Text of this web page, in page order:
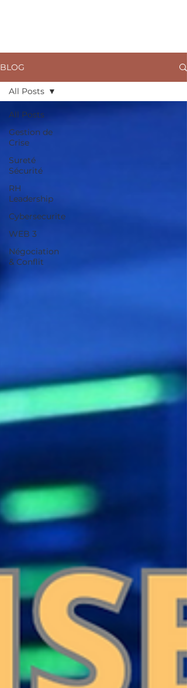
BLOG
All Posts
Gestion de
Crise
Sureté
Sécurité
RH
Leadership
Cybersecurite
WEB 3
Négociation
& Conflit
All Posts